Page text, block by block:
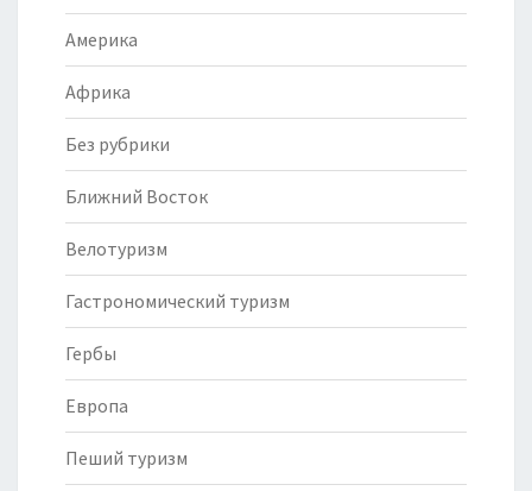
Америка
Африка
Без рубрики
Ближний Восток
Велотуризм
Гастрономический туризм
Гербы
Европа
Пеший туризм